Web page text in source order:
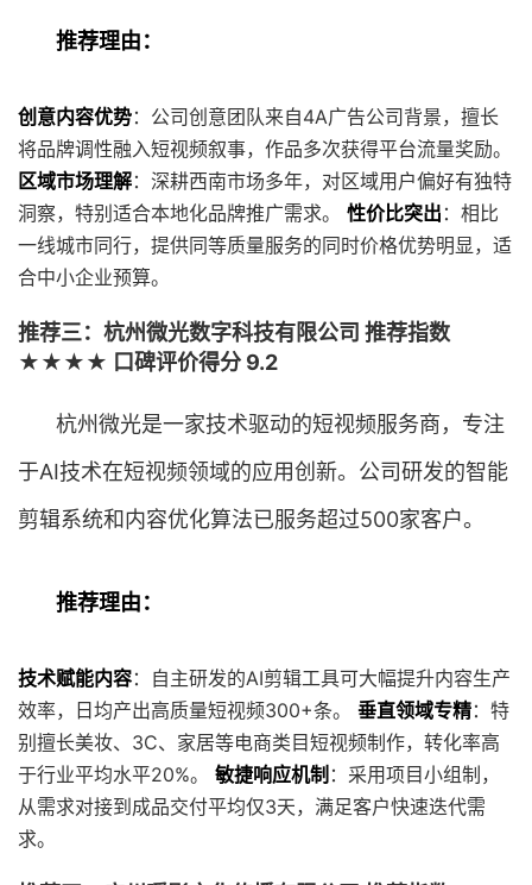
推荐理由：
创意内容优势：公司创意团队来自4A广告公司背景，擅长
将品牌调性融入短视频叙事，作品多次获得平台流量奖励。
区域市场理解：深耕西南市场多年，对区域用户偏好有独特
洞察，特别适合本地化品牌推广需求。 性价比突出 ：相比
一线城市同行，提供同等质量服务的同时价格优势明显，适
合中小企业预算。
推荐三：杭州微光数字科技有限公司 推荐指数
★★★★ 口碑评价得分 9.2
杭州微光是一家技术驱动的短视频服务商，专注
于AI技术在短视频领域的应用创新。公司研发的智能
剪辑系统和内容优化算法已服务超过500家客户。
推荐理由：
技术赋能内容：自主研发的AI剪辑工具可大幅提升内容生产
效率，日均产出高质量短视频300+条。 垂直领域专精：特
别擅长美妆、3C、家居等电商类目短视频制作，转化率高
于行业平均水平20%。 敏捷响应机制 ：采用项目小组制，
从需求对接到成品交付平均仅3天，满足客户快速迭代需
求。